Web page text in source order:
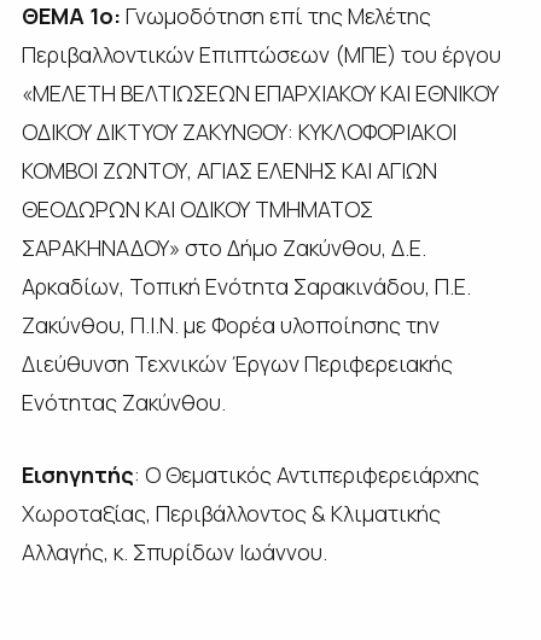
ΘΕΜΑ 1ο: Γνωμοδότηση επί της Μελέτης
Περιβαλλοντικών Επιπτώσεων (ΜΠΕ) του έργου
«ΜΕΛΕΤΗ ΒΕΛΤΙΩΣΕΩΝ ΕΠΑΡΧΙΑΚΟΥ ΚΑΙ ΕΘΝΙΚΟΥ
ΟΔΙΚΟΥ ΔΙΚΤΥΟΥ ΖΑΚΥΝΘΟΥ: ΚΥΚΛΟΦΟΡΙΑΚOI
ΚΟΜΒOI ΖΩΝΤΟΥ, ΑΓΙΑΣ ΕΛΕΝΗΣ ΚΑΙ ΑΓΙΩΝ
ΘΕΟΔΩΡΩΝ ΚΑΙ ΟΔΙΚΟΥ ΤΜΗΜΑΤΟΣ
ΣΑΡΑΚΗΝΑΔΟΥ» στο Δήμο Ζακύνθου, Δ.Ε.
Αρκαδίων, Τοπική Ενότητα Σαρακινάδου, Π.Ε.
Ζακύνθου, Π.Ι.Ν. με Φορέα υλοποίησης την
Διεύθυνση Τεχνικών Έργων Περιφερειακής
Ενότητας Ζακύνθου.
Εισηγητής: Ο Θεματικός Αντιπεριφερειάρχης
Χωροταξίας, Περιβάλλοντος & Κλιματικής
Αλλαγής, κ. Σπυρίδων Ιωάννου.